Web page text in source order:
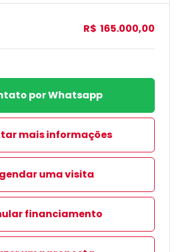
R$ 165.000,00
por Whatsapp
mais informações
uma visita
financiamento